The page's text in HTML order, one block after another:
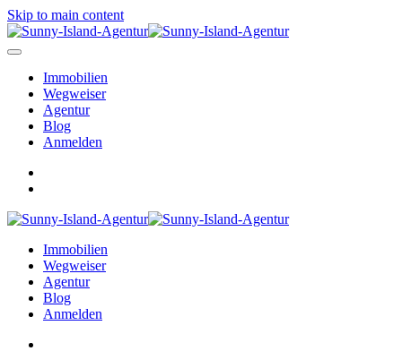
Skip to main content
Immobilien
Wegweiser
Agentur
Blog
Anmelden
Immobilien
Wegweiser
Agentur
Blog
Anmelden